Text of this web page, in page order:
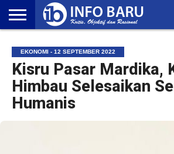
NASIONAL
AMBONIA
MALUKU
EKONOMI
POLITIK
OLAHRAGA
LIFESTYLE
REDAKSI
EKONOMI - 12 SEPTEMBER 2022
Kisru Pasar Mardika,
Himbau Selesaikan
Humanis